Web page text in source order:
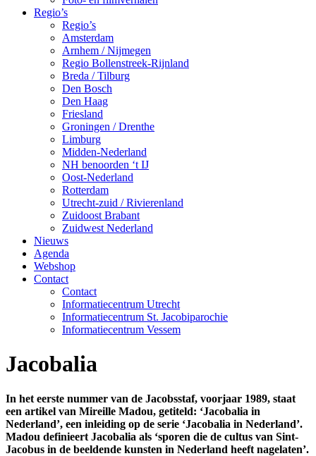
Regio’s
Regio’s
Amsterdam
Arnhem / Nijmegen
Regio Bollenstreek-Rijnland
Breda / Tilburg
Den Bosch
Den Haag
Friesland
Groningen / Drenthe
Limburg
Midden-Nederland
NH benoorden ‘t IJ
Oost-Nederland
Rotterdam
Utrecht-zuid / Rivierenland
Zuidoost Brabant
Zuidwest Nederland
Nieuws
Agenda
Webshop
Contact
Contact
Informatiecentrum Utrecht
Informatiecentrum St. Jacobiparochie
Informatiecentrum Vessem
Jacobalia
In het eerste nummer van de Jacobsstaf, voorjaar 1989, staat
een artikel van Mireille Madou, getiteld: ‘Jacobalia in
Nederland’, een inleiding op de serie ‘Jacobalia in Nederland’.
Madou definieert Jacobalia als ‘sporen die de cultus van Sint-
Jacobus in de beeldende kunsten in Nederland heeft nagelaten’.